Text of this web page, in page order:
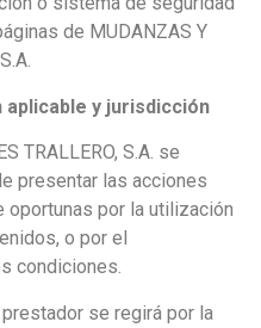
de MUDANZAS Y
y jurisdicción
TRALLERO, S.A. se
presentar las acciones
por la utilización
o por el
condiciones.
se regirá por la